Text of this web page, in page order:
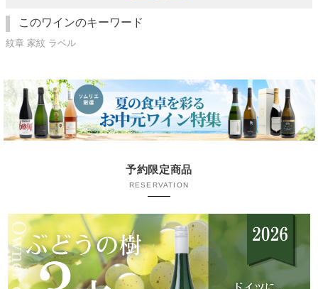
このワインのキーワード
紋章 家紋 ラベル
予約限定商品
RESERVATION